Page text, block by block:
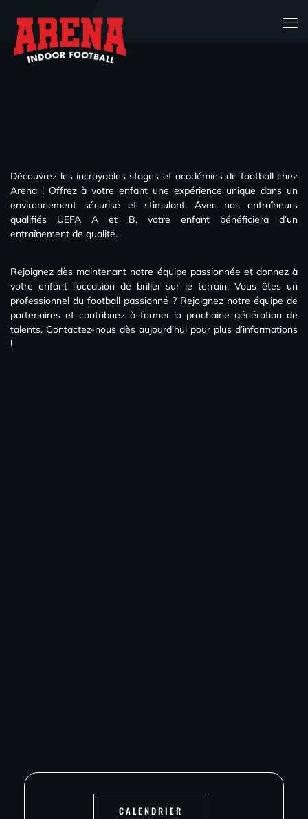
Découvrez les incroyables stages et académies de football chez
Arena ! Offrez à votre enfant une expérience unique dans un
environnement sécurisé et stimulant. Avec nos entraîneurs
qualifiés UEFA A et B, votre enfant bénéficiera d’un
entraînement de qualité.
Rejoignez dès maintenant notre équipe passionnée et donnez à
votre enfant l’occasion de briller sur le terrain. Vous êtes un
professionnel du football passionné ? Rejoignez notre équipe de
partenaires et contribuez à former la prochaine génération de
talents. Contactez-nous dès aujourd’hui pour plus d’informations
!
CALENDRIER